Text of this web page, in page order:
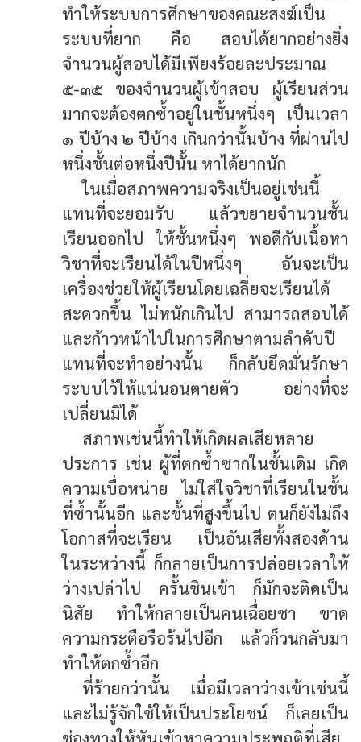
ทำให้ระบบการศึกษาของคณะสงฆ์เป็น
ระบบที่ยาก คือ สอบได้ยากอย่างยิ่ง
จำนวนผู้สอบได้มีเพียงร้อยละประมาณ
๕-๓๕ ของจำนวนผู้เข้าสอบ ผู้เรียนส่วน
มากจะต้องตกซ้ำอยู่ในชั้นหนึ่งๆ เป็นเวลา
๑ ปีบ้าง ๒ ปีบ้าง เกินกว่านั้นบ้าง ที่ผ่านไป
หนึ่งชั้นต่อหนึ่งปีนั้น หาได้ยากนัก
ในเมื่อสภาพความจริงเป็นอยู่เช่นนี้
แทนที่จะยอมรับ แล้วขยายจำนวนชั้น
เรียนออกไป ให้ชั้นหนึ่งๆ พอดีกับเนื้อหา
วิชาที่จะเรียนได้ในปีหนึ่งๆ อันจะเป็น
เครื่องช่วยให้ผู้เรียนโดยเฉลี่ยจะเรียนได้
สะดวกขึ้น ไม่หนักเกินไป สามารถสอบได้
และก้าวหน้าไปในการศึกษาตามลำดับปี
แทนที่จะทำอย่างนั้น ก็กลับยึดมั่นรักษา
ระบบไว้ให้แน่นอนตายตัว อย่างที่จะ
เปลี่ยนมิได้
สภาพเช่นนี้ทำให้เกิดผลเสียหลาย
ประการ เช่น ผู้ที่ตกซ้ำซากในชั้นเดิม เกิด
ความเบื่อหน่าย ไม่ใส่ใจวิชาที่เรียนในชั้น
ที่ซ้ำนั้นอีก และชั้นที่สูงขึ้นไป ตนก็ยังไม่ถึง
โอกาสที่จะเรียน เป็นอันเสียทั้งสองด้าน
ในระหว่างนี้ ก็กลายเป็นการปล่อยเวลาให้
ว่างเปล่าไป ครั้นชินเข้า ก็มักจะติดเป็น
นิสัย ทำให้กลายเป็นคนเฉื่อยชา ขาด
ความกระตือรือร้นไปอีก แล้วก็วนกลับมา
ทำให้ตกซ้ำอีก
ที่ร้ายกว่านั้น เมื่อมีเวลาว่างเข้าเช่นนี้
และไม่รู้จักใช้ให้เป็นประโยชน์ ก็เลยเป็น
ช่องทางให้หันเข้าหาความประพฤติที่เสีย